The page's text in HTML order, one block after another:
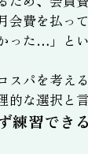
会費を払っ
った…」と
スパを考え
的な選択と
練習でき